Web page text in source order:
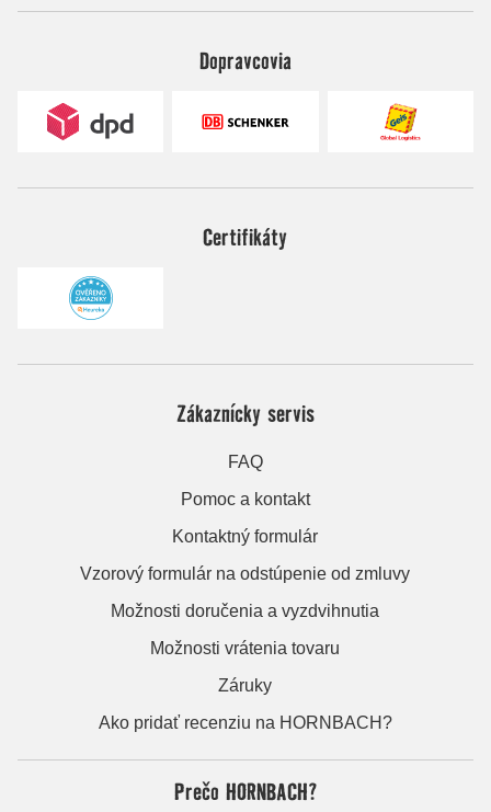
Dopravcovia
Certifikáty
Zákaznícky servis
FAQ
Pomoc a kontakt
Kontaktný formulár
Vzorový formulár na odstúpenie od zmluvy
Možnosti doručenia a vyzdvihnutia
Možnosti vrátenia tovaru
Záruky
Ako pridať recenziu na HORNBACH?
Prečo HORNBACH?